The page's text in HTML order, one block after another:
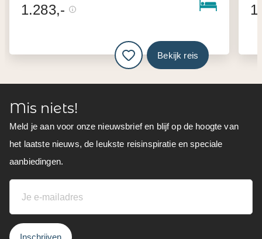
1.283,-
Bekijk reis
Mis niets!
Meld je aan voor onze nieuwsbrief en blijf op de hoogte van
het laatste nieuws, de leukste reisinspiratie en speciale
aanbiedingen.